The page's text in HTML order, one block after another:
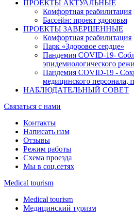
ПРОЕКТЫ АКТУАЛЬНЫЕ
Комфортная реабилитация
Бассейн: проект здоровья
ПРОЕКТЫ ЗАВЕРШЕННЫЕ
Комфортная реабилитация
Парк «Здоровое сердце»
Пандемия COVID-19-
эпидемиологического
Пандемия COVID-19 -
медицинского персонала,
НАБЛЮДАТЕЛЬНЫЙ СОВЕТ
Связаться с нами
Контакты
Написать нам
Отзывы
Режим работы
Схема проезда
Мы в соц.сетях
Medical tourism
Medical tourism
Медицинский туризм